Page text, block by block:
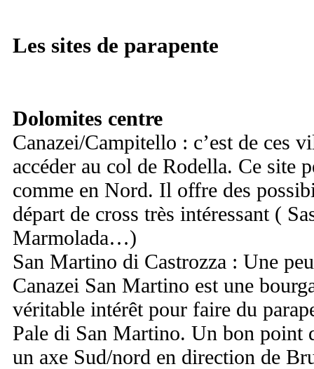
Les sites de parapente
Dolomites centre
Canazei/Campitello : c’est de ces
accéder au col de Rodella. Ce site
comme en Nord. Il offre des
départ de cross très intéressant (
Marmolada…)
San Martino di Castrozza : Une
Canazei San Martino est une
véritable intérêt pour faire du
Pale di San Martino. Un bon point
un axe Sud/nord en direction de